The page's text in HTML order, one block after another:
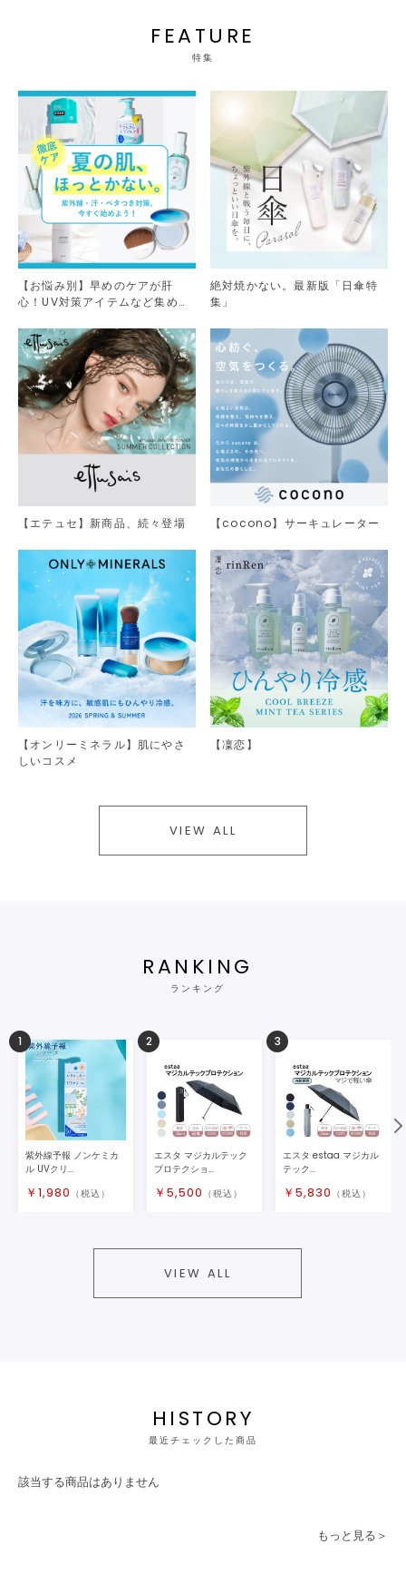
FEATURE
特集
【お悩み別】早めのケアが肝
心！UV対策アイテムなど集めま
絶対焼かない。最新版「日傘特
集」
【エテュセ】新商品、続々登場 【cocono】サーキュレーター
【オンリーミネラル】肌にやさ
しいコスメ
【凜恋】
VIEW ALL
RANKING
ランキング
1
紫外線予報 ノンケミカ
ル UVクリ...
￥ 1,980 （税込）
2
エスタ マジカルテック
プロテクショ...
￥ 5,500 （税込）
3
エスタ estaa マジカル
テック...
￥ 5,830 （税込）
VIEW ALL
HISTORY
最近チェックした商品
該当する商品はありません
もっと見る＞